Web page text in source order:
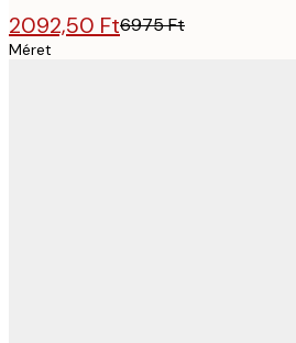
2092,50 Ft6975 Ft
Méret